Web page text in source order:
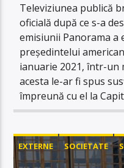
Televiziunea publică
oficială după ce s-a
emisiunii Panorama a
președintelui
ianuarie 2021, într-un
acesta le-ar fi spus
împreună cu el la
EXTERNE SOCIETATE